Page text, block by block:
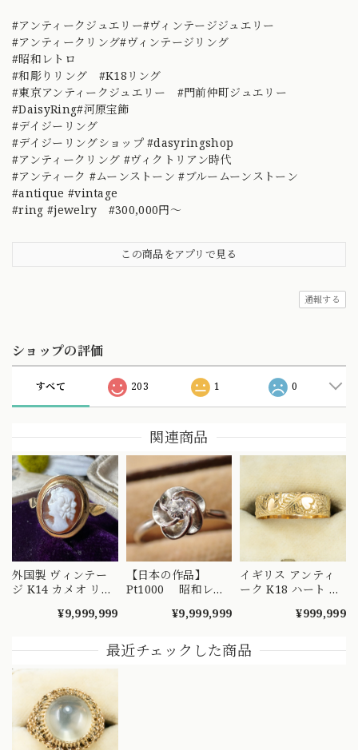
#アンティークジュエリー#ヴィンテージジュエリー
#アンティークリング#ヴィンテージリング
#昭和レトロ
#和彫りリング #K18リング
#東京アンティークジュエリー #門前仲町ジュエリー
#DaisyRing#河原宝飾
#デイジーリング
#デイジーリングショップ #dasyringshop
#アンティークリング #ヴィクトリアン時代
#アンティーク #ムーンストーン #ブルームーンストーン
#antique #vintage
#ring #jewelry #300,000円～
この商品をアプリで見る
通報する
ショップの評価
すべて 203 1 0
関連商品
外国製 ヴィンテー
ジ K14 カメオ リン
しめるようなデザイ
¥9,999,999
【日本の作品】
Pt1000 昭和レト
リング 捻り梅
り 吉祥文様 ～
楚々とした可憐な華
¥9,999,999
イギリス アンティ
ーク K18 ハート エ
り リング 1908年 バ
ーディアン 全周彫
刻 総柄 MR00841
¥999,999
最近チェックした商品